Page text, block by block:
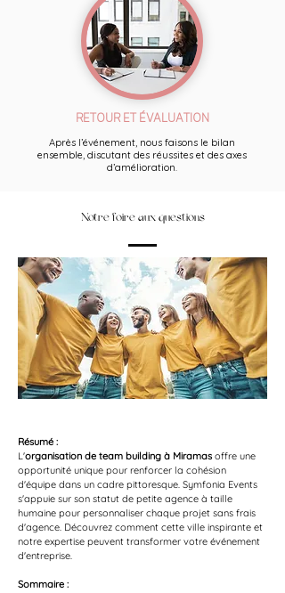
RETOUR ET ÉVALUATION
Après l’événement, nous faisons le bilan
ensemble, discutant des réussites et des axes
d’amélioration.
Notre foire aux questions
Résumé :
L'organisation de team building à Miramas offre une
opportunité unique pour renforcer la cohésion
d'équipe dans un cadre pittoresque. Symfonia Events
s'appuie sur son statut de petite agence à taille
humaine pour personnaliser chaque projet sans frais
d'agence. Découvrez comment cette ville inspirante et
notre expertise peuvent transformer votre événement
d'entreprise.
Sommaire :